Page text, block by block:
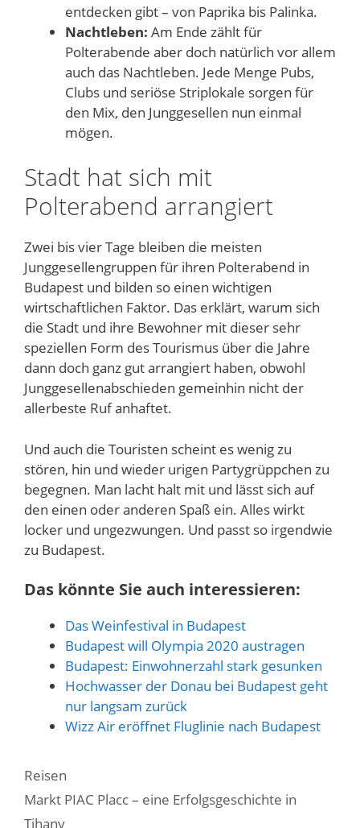
entdecken gibt – von Paprika bis Palinka.
Nachtleben: Am Ende zählt für
Polterabende aber doch natürlich vor allem
auch das Nachtleben. Jede Menge Pubs,
Clubs und seriöse Striplokale sorgen für
den Mix, den Junggesellen nun einmal
mögen.
Stadt hat sich mit
Polterabend arrangiert
Zwei bis vier Tage bleiben die meisten
Junggesellengruppen für ihren Polterabend in
Budapest und bilden so einen wichtigen
wirtschaftlichen Faktor. Das erklärt, warum sich
die Stadt und ihre Bewohner mit dieser sehr
speziellen Form des Tourismus über die Jahre
dann doch ganz gut arrangiert haben, obwohl
Junggesellenabschieden gemeinhin nicht der
allerbeste Ruf anhaftet.
Und auch die Touristen scheint es wenig zu
stören, hin und wieder urigen Partygrüppchen zu
begegnen. Man lacht halt mit und lässt sich auf
den einen oder anderen Spaß ein. Alles wirkt
locker und ungezwungen. Und passt so irgendwie
zu Budapest.
Das könnte Sie auch interessieren:
Das Weinfestival in Budapest
Budapest will Olympia 2020 austragen
Budapest: Einwohnerzahl stark gesunken
Hochwasser der Donau bei Budapest geht
nur langsam zurück
Wizz Air eröffnet Fluglinie nach Budapest
Kategorien
Reisen
Markt PIAC Placc – eine Erfolgsgeschichte in
Tihany